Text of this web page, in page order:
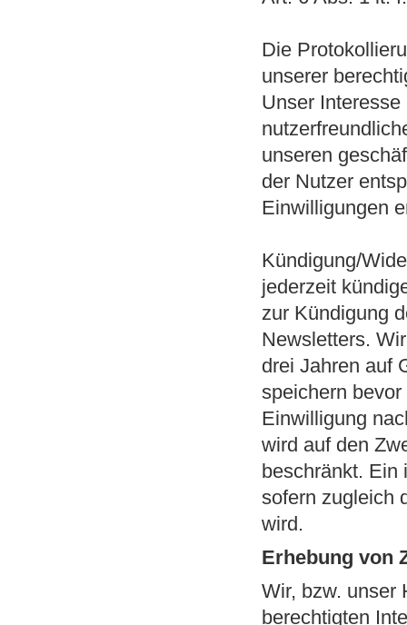
Die
unserer
Unser
unseren
der Nutzer
Einwilligungen
Kündigung/
jederzeit
zur Kündigung
Newsletters.
drei Jahren auf
speichern
Einwilligung
wird auf den
beschränkt. Ein
sofern zugleich
wird.
Erhebung von
Wir, bzw. unser
berechtigten